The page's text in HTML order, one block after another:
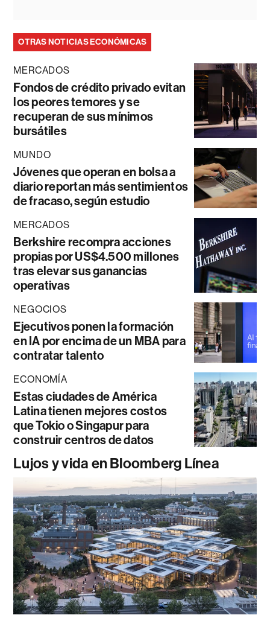
OTRAS NOTICIAS ECONÓMICAS
MERCADOS
Fondos de crédito privado evitan
los peores temores y se
recuperan de sus mínimos
bursátiles
MUNDO
Jóvenes que operan en bolsa a
diario reportan más sentimientos
de fracaso, según estudio
MERCADOS
Berkshire recompra acciones
propias por US$4.500 millones
tras elevar sus ganancias
operativas
NEGOCIOS
Ejecutivos ponen la formación
en IA por encima de un MBA para
contratar talento
ECONOMÍA
Estas ciudades de América
Latina tienen mejores costos
que Tokio o Singapur para
construir centros de datos
Lujos y vida en Bloomberg Línea